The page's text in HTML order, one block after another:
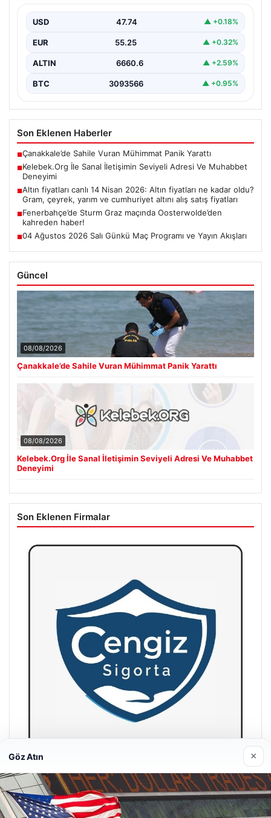
oluşturması kritik bir önem barındırmaktadır. Güncel
olarak…
USD 47.74 ▲ +0.18%
EUR 55.25 ▲ +0.32%
ALTIN 6660.6 ▲ +2.59%
BTC 3093566 ▲ +0.95%
Son Eklenen Haberler
■Çanakkale’de Sahile Vuran Mühimmat Panik Yarattı
■Kelebek.Org İle Sanal İletişimin Seviyeli Adresi Ve Muhabbet
Deneyimi
■Altın fiyatları canlı 14 Nisan 2026: Altın fiyatları ne kadar oldu?
Gram, çeyrek, yarım ve cumhuriyet altını alış satış fiyatları
■Fenerbahçe’de Sturm Graz maçında Oosterwolde’den
kahreden haber!
■04 Ağustos 2026 Salı Günkü Maç Programı ve Yayın Akışları
Güncel
08/08/2026
Çanakkale’de Sahile Vuran Mühimmat Panik Yarattı
08/08/2026
Kelebek.Org İle Sanal İletişimin Seviyeli Adresi Ve Muhabbet
Deneyimi
Son Eklenen Firmalar
Hastaş Beton
26/05/2026
Göz Atın ×